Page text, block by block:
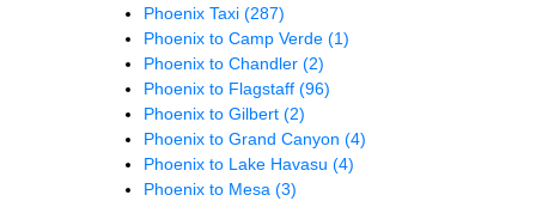
Phoenix Taxi (287)
Phoenix to Camp Verde (1)
Phoenix to Chandler (2)
Phoenix to Flagstaff (96)
Phoenix to Gilbert (2)
Phoenix to Grand Canyon (4)
Phoenix to Lake Havasu (4)
Phoenix to Mesa (3)